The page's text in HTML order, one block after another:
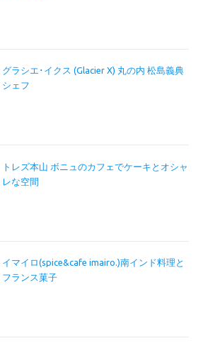
グラシエ･イクス (Glacier X) 丸の内 松島義典
シェフ
トレズ本山 ボニュのカフェでケーキとオシャ
レな空間
イマイロ(spice&cafe imairo.)南インド料理と
フランス菓子